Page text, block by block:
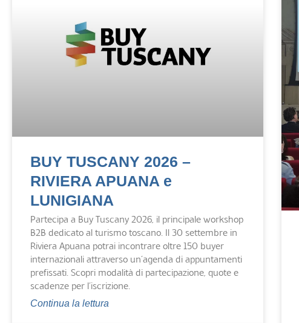
BUY TUSCANY 2026 –
RIVIERA APUANA e
LUNIGIANA
Partecipa a Buy Tuscany 2026, il principale workshop
B2B dedicato al turismo toscano. Il 30 settembre in
Riviera Apuana potrai incontrare oltre 150 buyer
internazionali attraverso un’agenda di appuntamenti
prefissati. Scopri modalità di partecipazione, quote e
scadenze per l’iscrizione.
Continua la lettura